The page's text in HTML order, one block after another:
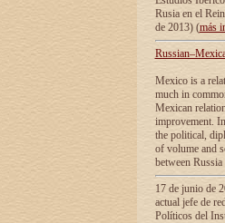
Rusia en el
de 2013) (más
Mexico is a
much in
Mexican
improvement.
the political,
of volume and
between
17 de junio de
actual jefe de
Políticos del